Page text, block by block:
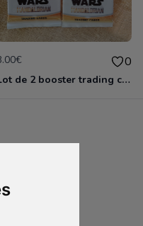
0
Lot de 2 booster trading card Mandalorian